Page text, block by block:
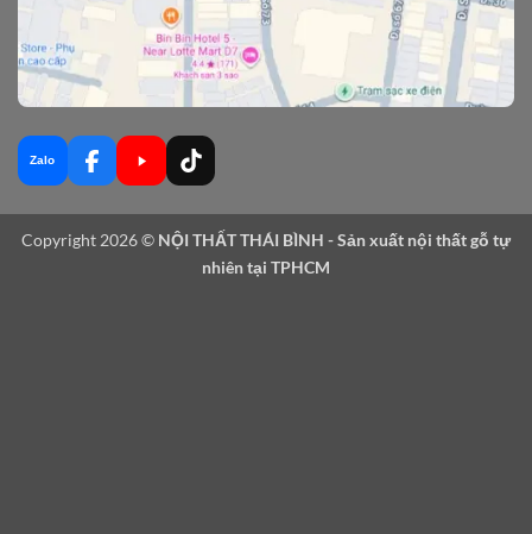
Zalo
Copyright 2026 © NỘI THẤT THÁI BÌNH - Sản xuất nội thất gỗ tự
nhiên tại TPHCM